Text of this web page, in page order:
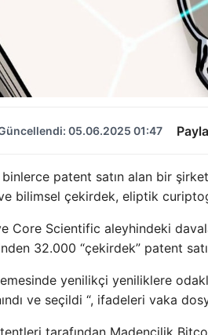
05.06.2025 01:47
binlerce patent satın alan bir
bilimsel çekirdek, eliptik
Core Scientific aleyhindeki
32.000 “çekirdek” patent
yenilikçi yeniliklere
ve seçildi “, ifadeleri vaka
tarafından Madencilik